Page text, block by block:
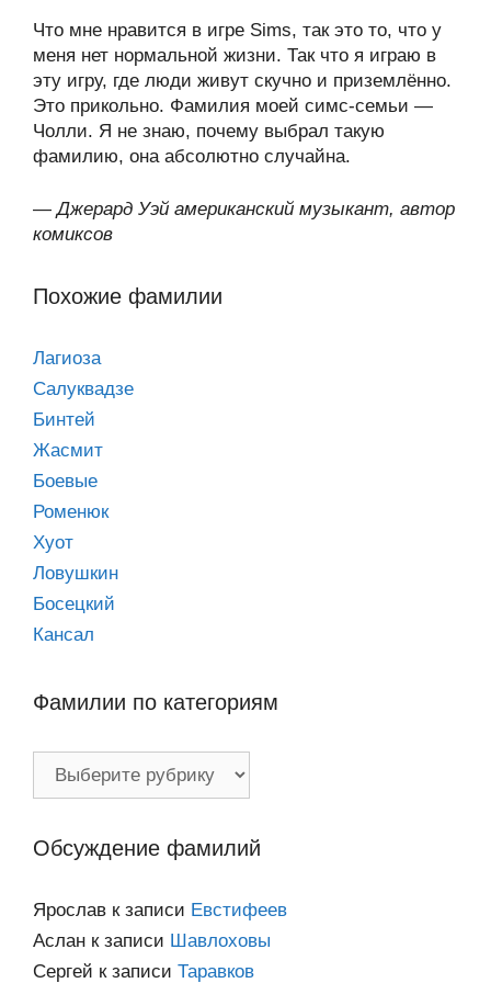
Что мне нравится в игре Sims, так это то, что у
меня нет нормальной жизни. Так что я играю в
эту игру, где люди живут скучно и приземлённо.
Это прикольно. Фамилия моей симс-семьи —
Чолли. Я не знаю, почему выбрал такую
фамилию, она абсолютно случайна.
—Джерард Уэй американский музыкант, автор
комиксов
Похожие фамилии
Лагиоза
Салуквадзе
Бинтей
Жасмит
Боевые
Роменюк
Хуот
Ловушкин
Босецкий
Кансал
Фамилии по категориям
Фамилии
Обсуждение фамилий
Ярослав к записи Евстифеев
Аслан к записи Шавлоховы
Сергей к записи Таравков